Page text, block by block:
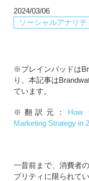
2024/03/06
ソーシャルアナリテ
※ブレインパッドは
り、本記事は
ています。
※翻訳元： How
Marketing Strategy in
一昔前まで、消費者
ブリティに限られて